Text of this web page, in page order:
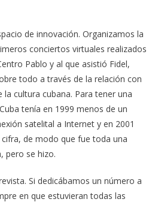
de innovación. Organizamos la
conciertos virtuales realizados
Pablo y al que asistió Fidel,
todo a través de la relación con
cultura cubana. Para tener una
tenía en 1999 menos de un
satelital a Internet y en 2001
de modo que fue toda una
pero se hizo.
Si dedicábamos un número a
en que estuvieran todas las